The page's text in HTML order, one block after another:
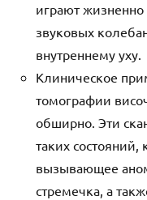
играют
звуковых
внутреннему уху.
Клиническое
томографии
обширно. Эти
таких состояний,
вызывающее
стремечка, а